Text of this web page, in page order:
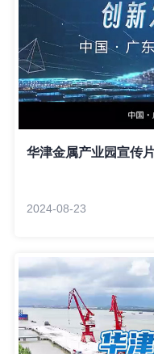
华津金属产业园宣传
2024-08-23